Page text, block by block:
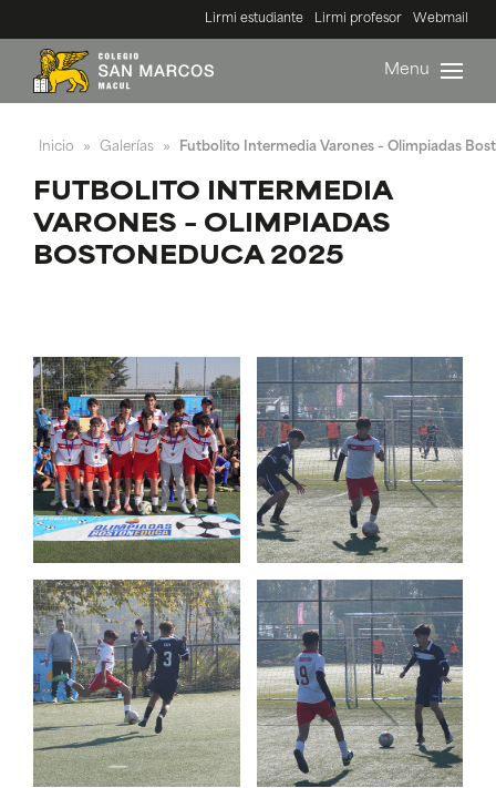
Lirmi estudiante Lirmi profesor Webmail
Menu
Inicio » Galerías » Futbolito Intermedia Varones – Olimpiadas
FUTBOLITO INTERMEDIA
VARONES – OLIMPIADAS
BOSTONEDUCA 2025